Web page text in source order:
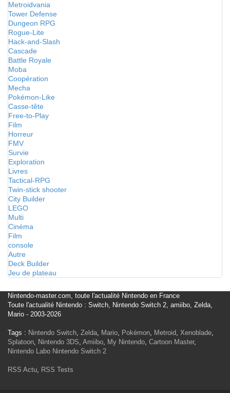
Metroidvania
Tower Defense
Dungeon RPG
Rogue-Lite
Hack-and-Slash
Cascade
Battle Royale
Moba
Coopération
Mecha
Pokémon-Like
Casse-tête
Free-to-Play
Film
Horreur
FMV
Survie
Exploration
Livres
Tactical-RPG
Twin-stick shooter
City Builder
LEGO
Multi
Cinéma
Film
console
Autre
Deck Builder
Jeu de plateau
Nintendo-master.com, toute l'actualité Nintendo en France
Toute l'actualité Nintendo : Switch, Nintendo Switch 2, amiibo, Zelda,
Mario - 2003-2026
Tags : Nintendo Switch, Zelda, Mario, Pokémon, Metroid, Xenoblade,
Splatoon, Nintendo 3DS, Amiibo, My Nintendo, Cartoon Master,
Nintendo Labo Nintendo Switch 2
RSS Actu, RSS Tests